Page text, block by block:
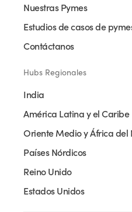
Nuestras Pymes
Estudios de casos de
Contáctanos
Hubs Regionales
India
América Latina y el Caribe
Oriente Medio y África del
Países Nórdicos
Reino Unido
Estados Unidos